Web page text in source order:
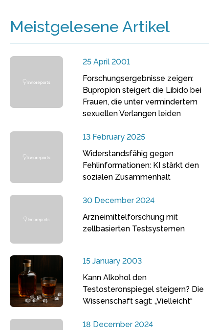
Meistgelesene Artikel
25 April 2001
Forschungsergebnisse zeigen:
Bupropion steigert die Libido bei
Frauen, die unter vermindertem
sexuellen Verlangen leiden
13 February 2025
Widerstandsfähig gegen
Fehlinformationen: KI stärkt den
sozialen Zusammenhalt
30 December 2024
Arzneimittelforschung mit
zellbasierten Testsystemen
15 January 2003
Kann Alkohol den
Testosteronspiegel steigern? Die
Wissenschaft sagt: „Vielleicht“
18 December 2024